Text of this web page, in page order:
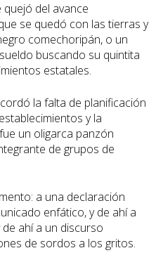
del avance
se quedó con las tierras y
comechoripán, o un
buscando su quintita
estatales.
la falta de planificación
y la
un oligarca panzón
de grupos de
a una declaración
enfático, y de ahí a
ahí a un discurso
de sordos a los gritos.